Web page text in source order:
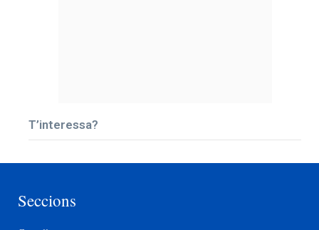
T’interessa?
Seccions